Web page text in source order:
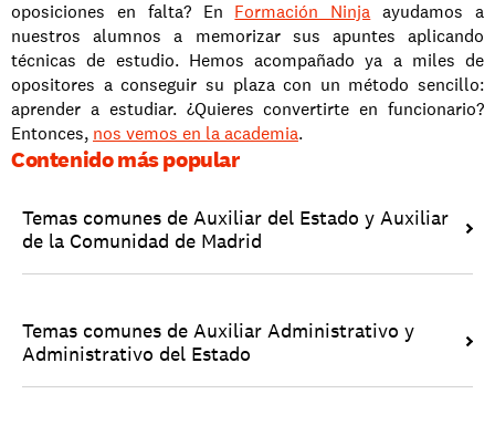
oposiciones en falta? En Formación Ninja ayudamos a
nuestros alumnos a memorizar sus apuntes aplicando
técnicas de estudio. Hemos acompañado ya a miles de
opositores a conseguir su plaza con un método sencillo:
aprender a estudiar. ¿Quieres convertirte en funcionario?
Entonces, nos vemos en la academia.
Contenido más popular
Temas comunes de Auxiliar del Estado y Auxiliar
de la Comunidad de Madrid
Temas comunes de Auxiliar Administrativo y
Administrativo del Estado